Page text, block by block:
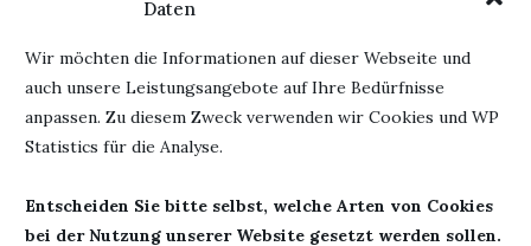
Daten
Wir möchten die Informationen auf dieser Webseite und
auch unsere Leistungsangebote auf Ihre Bedürfnisse
anpassen. Zu diesem Zweck verwenden wir Cookies und WP
Statistics für die Analyse.
Entscheiden Sie bitte selbst, welche Arten von Cookies
bei der Nutzung unserer Website gesetzt werden sollen.